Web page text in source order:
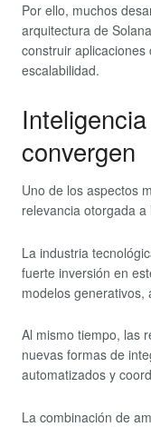
Por ello, muchos
arquitectura de
construir
escalabilidad.
convergen
Uno de los aspectos
relevancia otorgada
La industria
fuerte inversión en
modelos generativos,
Al mismo tiempo, las
nuevas formas de
automatizados y
La combinación de